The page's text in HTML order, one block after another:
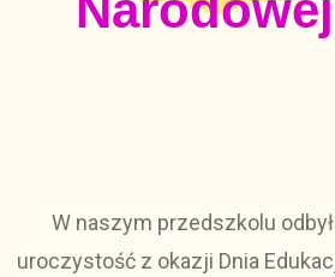
W naszym przedszkolu
uroczystość z okazji Dnia